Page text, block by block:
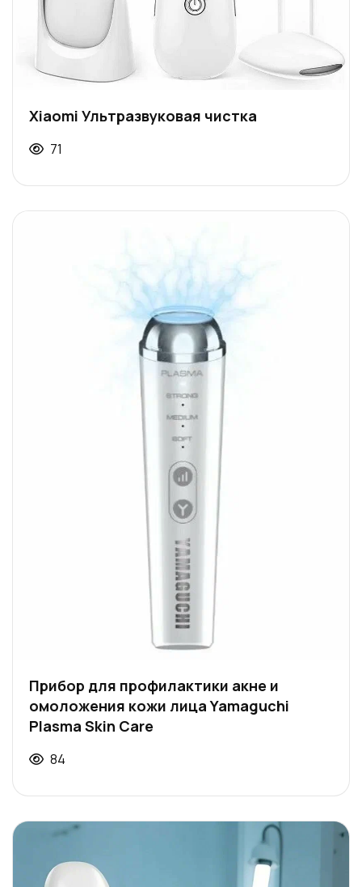
Xiaomi Ультразвуковая чистка
71
Прибор для профилактики акне и
омоложения кожи лица Yamaguchi
Plasma Skin Care
84